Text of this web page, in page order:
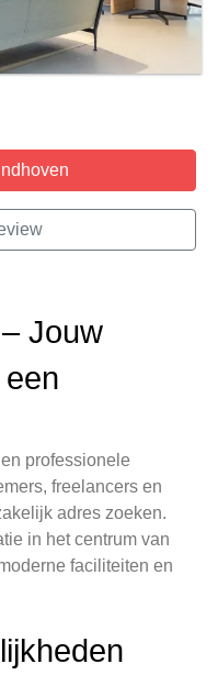
Jouw
professionele
freelancers en
adres zoeken.
in het centrum van
faciliteiten en